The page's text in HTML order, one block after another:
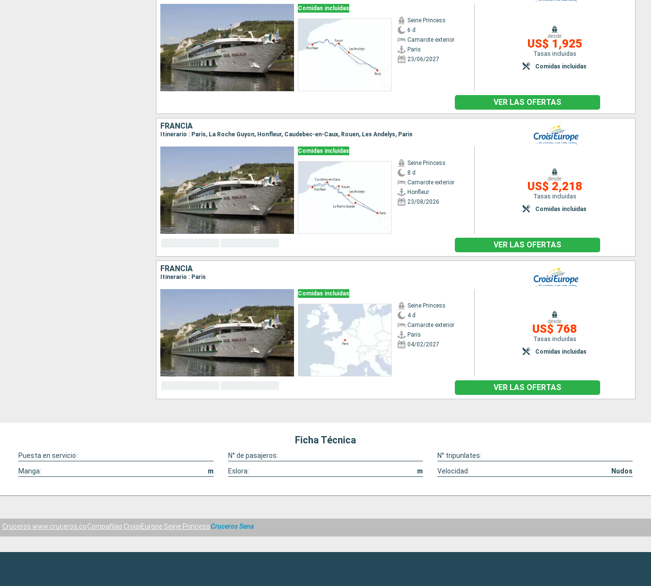
Comidas incluidas
Seine Princess
6 d
Camarote exterior
Paris
23/06/2027
desde
US$ 1,925
Tasas incluidas
Comidas incluidas
VER LAS OFERTAS
FRANCIA
Itinerario : Paris, La Roche Guyon, Honfleur, Caudebec-en-Caux, Rouen, Les Andelys, Paris
Comidas incluidas
Seine Princess
8 d
Camarote exterior
Honfleur
23/08/2026
desde
US$ 2,218
Tasas incluidas
Comidas incluidas
VER LAS OFERTAS
FRANCIA
Itinerario : Paris
Comidas incluidas
Seine Princess
4 d
Camarote exterior
Paris
04/02/2027
desde
US$ 768
Tasas incluidas
Comidas incluidas
VER LAS OFERTAS
Ficha Técnica
Puesta en servicio: N° de pasajeros:
N° tripunlates:
Manga:
m Eslora: m Velocidad: Nudos
Cruceros www.cruceros.coCompañías CroisiEurope Seine PrincessCruceros Sena